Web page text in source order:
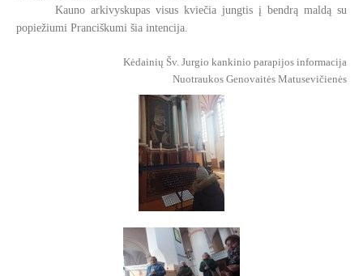
Kauno arkivyskupas visus kviečia jungtis į bendrą maldą su
popiežiumi Pranciškumi šia intencija.
Kėdainių Šv. Jurgio kankinio parapijos informacija
Nuotraukos Genovaitės Matusevičienės